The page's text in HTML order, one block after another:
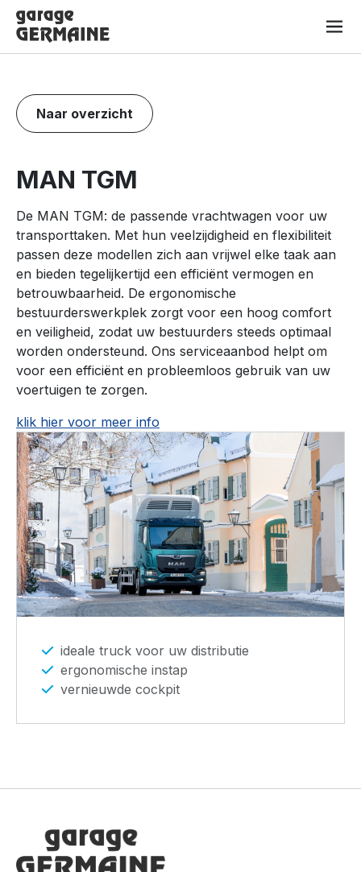
Naar inhoud
Naar overzicht
MAN TGM
De MAN TGM: de passende vrachtwagen voor uw
transporttaken. Met hun veelzijdigheid en flexibiliteit
passen deze modellen zich aan vrijwel elke taak aan
en bieden tegelijkertijd een efficiënt vermogen en
betrouwbaarheid. De ergonomische
bestuurderswerkplek zorgt voor een hoog comfort
en veiligheid, zodat uw bestuurders steeds optimaal
worden ondersteund. Ons serviceaanbod helpt om
voor een efficiënt en probleemloos gebruik van uw
voertuigen te zorgen.
klik hier voor meer info
ideale truck voor uw distributie
ergonomische instap
vernieuwde cockpit